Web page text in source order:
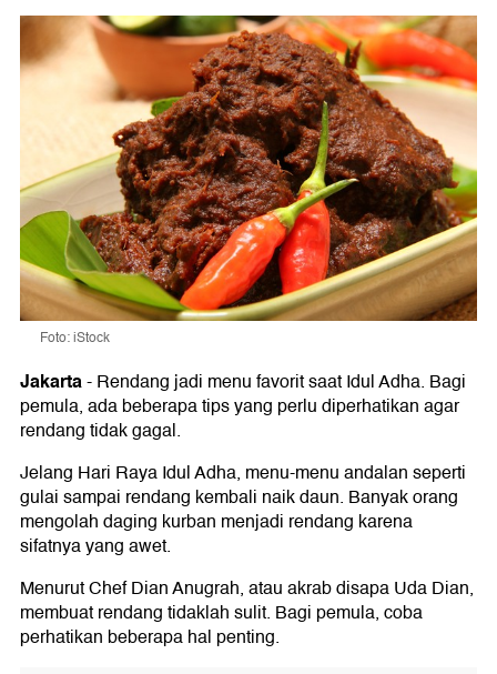
Foto: iStock
Jakarta-Rendang jadi menu favorit saat Idul Adha. Bagi
pemula, ada beberapa tips yang perlu diperhatikan agar
rendang tidak gagal.
Jelang Hari Raya Idul Adha, menu-menu andalan seperti
gulai sampai rendang kembali naik daun. Banyak orang
mengolah daging kurban menjadi rendang karena
sifatnya yang awet.
Menurut Chef Dian Anugrah, atau akrab disapa Uda Dian,
membuat rendang tidaklah sulit. Bagi pemula, coba
perhatikan beberapa hal penting.